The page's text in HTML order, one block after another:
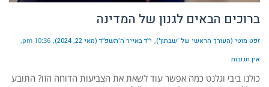
ברוכים הבאים לגנון של המדינה
זפט מוטי (העורך הראשי של 'שבתון') י״ד באייר ה׳תשפ״ד (מאי 22, 2024) 10:36 pm
אין תגובות
כולנו ביבי וגלנט כמה אפשר עוד לשאת את הצביעות הדוחה הזו? התובע